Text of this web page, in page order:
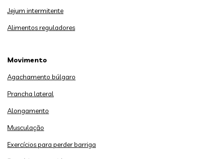
Jejum intermitente
Alimentos reguladores
Movimento
Agachamento búlgaro
Prancha lateral
Alongamento
Musculação
Exercícios para perder barriga